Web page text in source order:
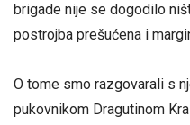
brigade nije se dogodilo
postrojba prešućena i
O tome smo razgovarali s
pukovnikom Dragutinom